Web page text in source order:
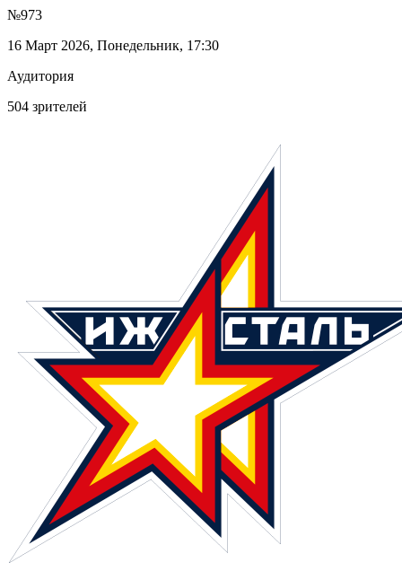
№973
16 Март 2026, Понедельник, 17:30
Аудитория
504 зрителей